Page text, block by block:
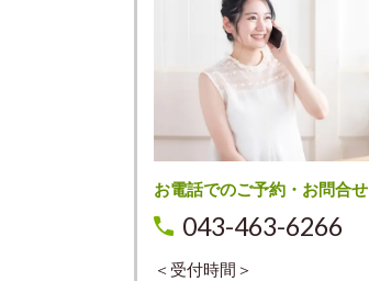
お電話でのご予約・お問合せ
043-463-6266
＜受付時間＞